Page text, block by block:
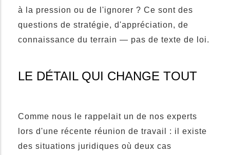
à la pression ou de l'ignorer ? Ce sont des
questions de stratégie, d'appréciation, de
connaissance du terrain — pas de texte de loi.
LE DÉTAIL QUI CHANGE TOUT
Comme nous le rappelait un de nos experts
lors d'une récente réunion de travail : il existe
des situations juridiques où deux cas